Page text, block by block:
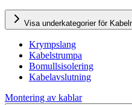
Visa underkategorier för
Krympslang
Kabelstrumpa
Bomullsisolering
Kabelavslutning
Montering av kablar